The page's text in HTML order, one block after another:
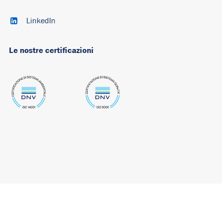
LinkedIn
Le nostre certificazioni